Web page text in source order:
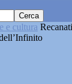
e cultura